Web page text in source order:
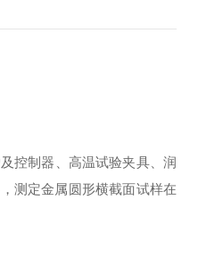
控制器、高温试验夹具、润
测定金属圆形横截面试样在